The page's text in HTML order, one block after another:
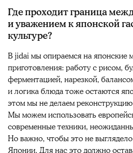
Где проходит граница
и уважением к японской
культуре?
В jidai мы опираемся на японские
приготовления: работу с рисом,
ферментацией, нарезкой,
и логика блюда тоже остаются
этом мы не делаем
Мы можем использовать
современные техники,
Но важно, чтобы это не
Японии. Для нас это должно